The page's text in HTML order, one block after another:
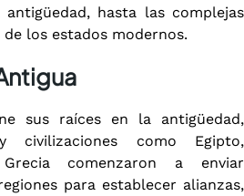
hasta las complejas
los estados modernos.
sus raíces en la antigüedad,
civilizaciones como Egipto,
comenzaron a enviar
para establecer alianzas,